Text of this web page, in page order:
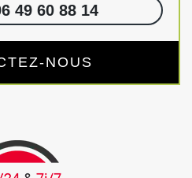
49 60 88 14
NOUS